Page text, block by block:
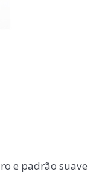
e padrão suave